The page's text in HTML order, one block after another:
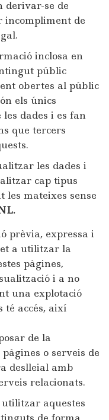
derivar-se de
incompliment de
inclosa en
públic
obertes al públic
els únics
dades i es fan
que tercers
les dades i
cap tipus
les mateixes sense
.
prèvia, expressa i
a utilitzar la
pàgines,
i a no
una explotació
té accés, així
de la
o serveis de
deslleial amb
relacionats.
aquestes